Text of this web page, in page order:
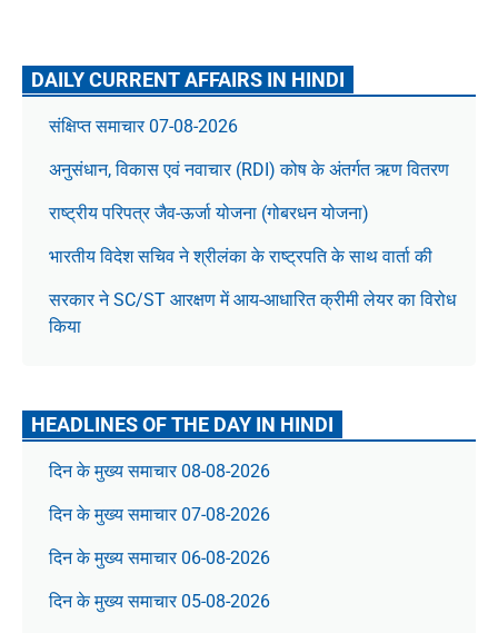
DAILY CURRENT AFFAIRS IN HINDI
संक्षिप्त समाचार 07-08-2026
अनुसंधान, विकास एवं नवाचार (RDI) कोष के अंतर्गत ऋण वितरण
राष्ट्रीय परिपत्र जैव-ऊर्जा योजना (गोबरधन योजना)
भारतीय विदेश सचिव ने श्रीलंका के राष्ट्रपति के साथ वार्ता की
सरकार ने SC/ST आरक्षण में आय-आधारित क्रीमी लेयर का विरोध
किया
HEADLINES OF THE DAY IN HINDI
दिन के मुख्य समाचार 08-08-2026
दिन के मुख्य समाचार 07-08-2026
दिन के मुख्य समाचार 06-08-2026
दिन के मुख्य समाचार 05-08-2026